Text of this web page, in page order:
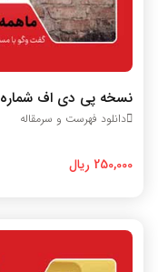
نسخه پي دي اف شماره 410
دانلود فهرست و سرمقاله
250,000 ریال